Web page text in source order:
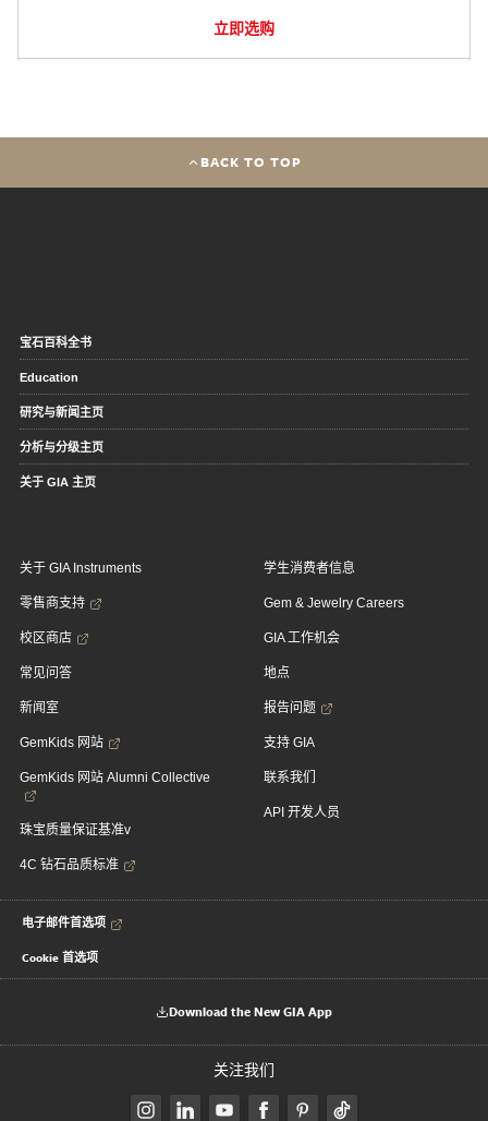
立即选购
BACK TO TOP
宝石百科全书
Education
研究与新闻主页
分析与分级主页
关于 GIA 主页
关于 GIA Instruments
零售商支持
校区商店
常见问答
新闻室
GemKids 网站
GemKids 网站 Alumni Collective
珠宝质量保证基准v
4C 钻石品质标准
学生消费者信息
Gem & Jewelry Careers
GIA 工作机会
地点
报告问题
支持 GIA
联系我们
API 开发人员
电子邮件首选项
Cookie 首选项
Download the New GIA App
关注我们